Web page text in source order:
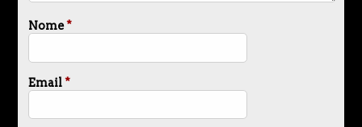
Nome*
Email*